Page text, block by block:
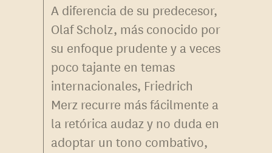
A diferencia de su predecesor,
Olaf Scholz, más conocido por
su enfoque prudente y a veces
poco tajante en temas
internacionales, Friedrich
Merz recurre más fácilmente a
la retórica audaz y no duda en
adoptar un tono combativo,